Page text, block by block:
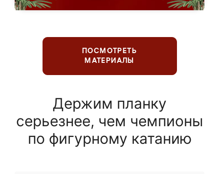
ПОСМОТРЕТЬ
МАТЕРИАЛЫ
Держим планку
серьезнее, чем чемпионы
по фигурному катанию